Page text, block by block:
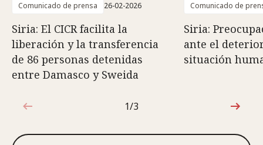
Comunicado de prensa 26-02-2026
Siria: El CICR facilita la
liberación y la transferencia
de 86 personas detenidas
entre Damasco y Sweida
Comunicado de
Siria:
ante el
situación
1de3
1/3